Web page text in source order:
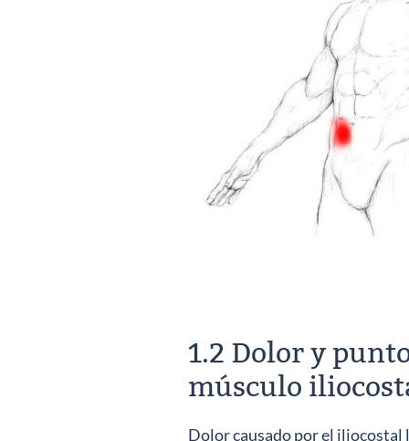
1.2 Dolor y
músculo
Dolor causado por el iliocostal